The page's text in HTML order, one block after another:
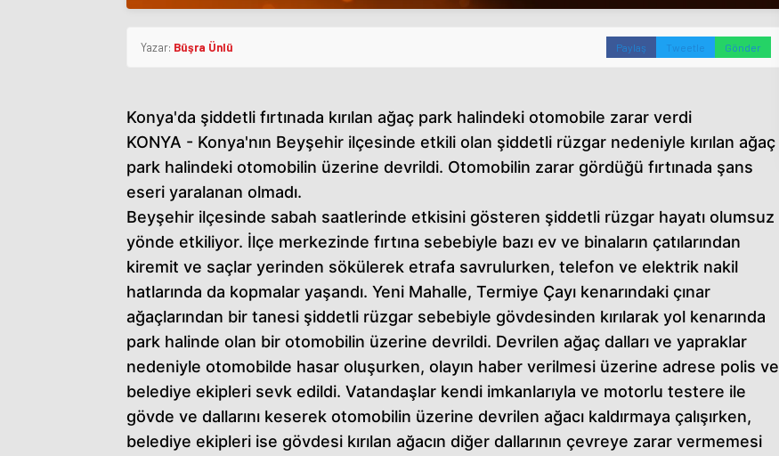
Yazar: Büşra Ünlü Paylaş Tweetle Gönder
Konya'da şiddetli fırtınada kırılan ağaç park halindeki otomobile zarar verdi
KONYA - Konya'nın Beyşehir ilçesinde etkili olan şiddetli rüzgar nedeniyle kırılan ağaç
park halindeki otomobilin üzerine devrildi. Otomobilin zarar gördüğü fırtınada şans
eseri yaralanan olmadı.
Beyşehir ilçesinde sabah saatlerinde etkisini gösteren şiddetli rüzgar hayatı olumsuz
yönde etkiliyor. İlçe merkezinde fırtına sebebiyle bazı ev ve binaların çatılarından
kiremit ve saçlar yerinden sökülerek etrafa savrulurken, telefon ve elektrik nakil
hatlarında da kopmalar yaşandı. Yeni Mahalle, Termiye Çayı kenarındaki çınar
ağaçlarından bir tanesi şiddetli rüzgar sebebiyle gövdesinden kırılarak yol kenarında
park halinde olan bir otomobilin üzerine devrildi. Devrilen ağaç dalları ve yapraklar
nedeniyle otomobilde hasar oluşurken, olayın haber verilmesi üzerine adrese polis ve
belediye ekipleri sevk edildi. Vatandaşlar kendi imkanlarıyla ve motorlu testere ile
gövde ve dallarını keserek otomobilin üzerine devrilen ağacı kaldırmaya çalışırken,
belediye ekipleri ise gövdesi kırılan ağacın diğer dallarının çevreye zarar vermemesi